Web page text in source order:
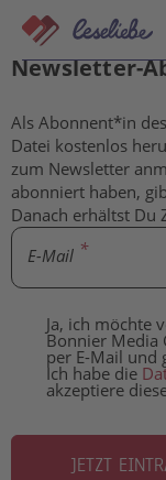
Direkt
zum
Inhalt
Kostenlose
Newsletter-
Als Abonnent*in
Datei kostenlos
zum Newsletter
abonniert haben,
Danach erhältst Du
E-Mail
Ja, ich möchte
Bonnier Media
per E-Mail und
Ich habe die
akzeptiere
JETZT